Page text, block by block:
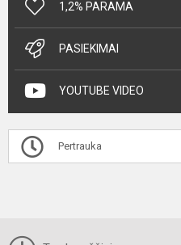
1,2% PARAMA
PASIEKIMAI
YOUTUBE VIDEO
Pertrauka